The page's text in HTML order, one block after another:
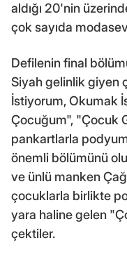
aldığı 20'nin
çok sayıda
Defilenin final
Siyah gelinlik giyen
İstiyorum, Okumak
Çocuğum", "Çocuk
pankartlarla
önemli bölümünü
ve ünlü manken
çocuklarla birlikte
yara haline gelen
çektiler.